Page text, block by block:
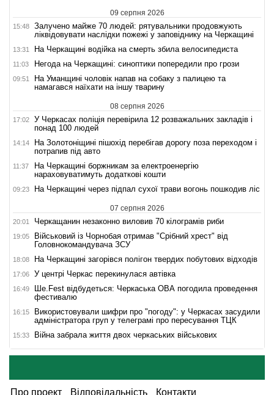
09 серпня 2026
15:48
Залучено майже 70 людей: рятувальники продовжують
ліквідовувати наслідки пожежі у заповіднику на Черкащині
13:31 На Черкащині водійка на смерть збила велосипедиста
11:03 Негода на Черкащині: синоптики попередили про грози
09:51
На Уманщині чоловік напав на собаку з палицею та
намагався наїхати на іншу тварину
08 серпня 2026
17:02
У Черкасах поліція перевірила 12 розважальних закладів і
понад 100 людей
14:14
На Золотоніщині пішохід перебігав дорогу поза переходом і
потрапив під авто
11:37
На Черкащині боржникам за електроенергію
нараховуватимуть додаткові кошти
09:23 На Черкащині через підпал сухої трави вогонь пошкодив ліс
07 серпня 2026
20:01 Черкащанин незаконно виловив 70 кілограмів риби
19:05
Військовий із Чорнобая отримав "Срібний хрест" від
Головнокомандувача ЗСУ
18:08 На Черкащині загорівся полігон твердих побутових відходів
17:06 У центрі Черкас перекинулася автівка
16:49
Ше.Fest відбудеться: Черкаська ОВА погодила проведення
фестивалю
16:15
Використовували шифри про "погоду": у Черкасах засудили
адміністратора груп у телеграмі про пересування ТЦК
15:33 Війна забрала життя двох черкаських військових
Про проект Відповідальність Контакти